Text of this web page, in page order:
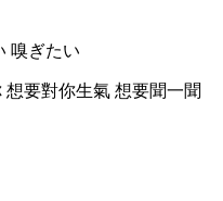
嗅ぎたい
要對你生氣 想要聞一聞